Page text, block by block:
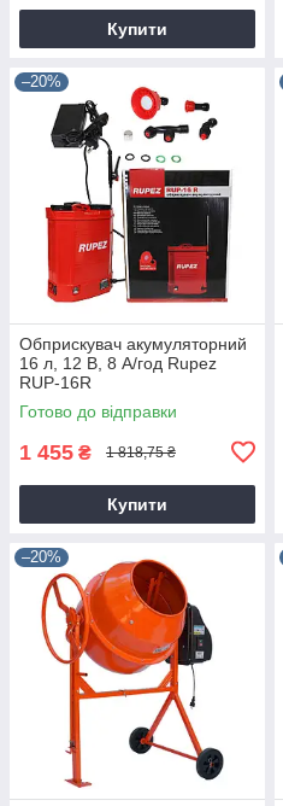
Купити
–20%
Обприскувач акумуляторний
16 л, 12 В, 8 А/год Rupez
RUP-16R
Готово до відправки
1 455 ₴ 1 818,75 ₴
Купити
–20%